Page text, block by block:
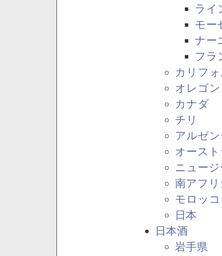
ライ
モー
ナー
フラ
カリフ
オレゴ
カナダ
チリ
アルゼ
オース
ニュー
南アフ
モロッコ
日本
日本酒
岩手県